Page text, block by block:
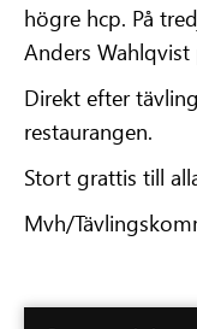
högre hcp. På
Anders Wahlqvist
Direkt efter
restaurangen.
Stort grattis till
Mvh/